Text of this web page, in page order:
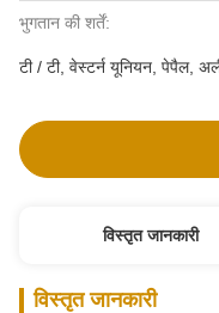
भुगतान की शर्तें:
टी / टी, वेस्टर्न यूनियन, पेपैल,
विस्तृत जानकारी
विस्तृत जानकारी